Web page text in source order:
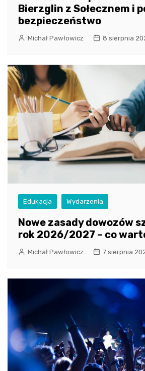
Bierzglin z Sołecznem i
bezpieczeństwo
Michał Pawłowicz 8 sierpnia
Edukacja Wydarzenia
Nowe zasady dowozów
rok 2026/2027 – co
Michał Pawłowicz 7 sierpnia